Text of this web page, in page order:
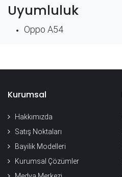
Uyumluluk
Oppo A54
Kurumsal
Hakkımızda
Satış Noktaları
Bayilik Modelleri
Kurumsal Çözümler